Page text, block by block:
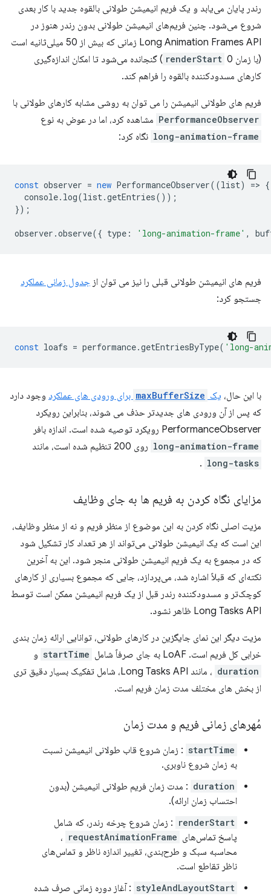
رندر پایان می‌یابد و یک فریم انیمیشن طولانی بالقوه جدید با کار بعدی
شروع می‌شود. چنین فریم‌های انیمیشن طولانی بدون رندر هنوز در
Long Animation Frames API زمانی که بیش از 50 میلی‌ثانیه است
(با زمان
renderStart 0) گنجانده می‌شود تا امکان اندازه‌گیری
کارهای مسدودکننده بالقوه را فراهم کند.
فریم های طولانی انیمیشن را می توان به روشی مشابه کارهای طولانی با
PerformanceObserver مشاهده کرد، اما در عوض به نوع
long-animation-frame نگاه کرد:
const observer = new PerformanceObserver((list) => {
console. log(list.getEntries());
});
observer .observe({ type : 'long-animation-frame' ,
فریم های انیمیشن طولانی قبلی را نیز می توان از جدول زمانی عملکرد
جستجو کرد:
const loafs = performance.getEntriesByType( 'long-
با این حال، یک maxBufferSize برای ورودی های عملکرد وجود دارد
که پس از آن ورودی های جدیدتر حذف می شوند، بنابراین رویکرد
PerformanceObserver رویکرد توصیه شده است. اندازه بافر
long-animation-frame روی 200 تنظیم شده است، مانند
long-tasks
.
مزایای نگاه کردن به فریم ها به جای وظایف
مزیت اصلی نگاه کردن به این موضوع از منظر فریم و نه از منظر وظایف،
این است که یک انیمیشن طولانی می‌تواند از هر تعداد کار تشکیل شود
که در مجموع به یک فریم انیمیشن طولانی منجر شود. این به آخرین
نکته‌ای که قبلاً اشاره شد، می‌پردازد، جایی که مجموع بسیاری از کارهای
کوچک‌تر و مسدودکننده رندر قبل از یک فریم انیمیشن ممکن است توسط
Long Tasks API ظاهر نشود.
مزیت دیگر این نمای جایگزین در کارهای طولانی، توانایی ارائه زمان بندی
خرابی کل فریم است. LoAF به جای صرفاً شامل
startTime و
duration
، مانند Long Tasks API، شامل تفکیک بسیار دقیق تری
از بخش های مختلف مدت زمان فریم است.
مُهرهای زمانی فریم و مدت زمان
startTime : زمان شروع قاب طولانی انیمیشن نسبت
به زمان شروع ناوبری.
duration : مدت زمان فریم طولانی انیمیشن (بدون
احتساب زمان ارائه).
renderStart : زمان شروع چرخه رندر، که شامل
پاسخ تماس‌های requestAnimationFrame ،
محاسبه سبک و طرح‌بندی، تغییر اندازه ناظر و تماس‌های
ناظر تقاطع است.
styleAndLayoutStart : آغاز دوره زمانی صرف شده